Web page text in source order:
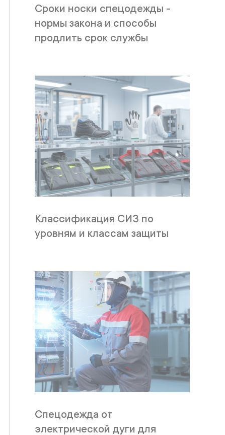
Сроки носки спецодежды -
нормы закона и способы
продлить срок службы
Классификация СИЗ по
уровням и классам защиты
Спецодежда от
электрической дуги для